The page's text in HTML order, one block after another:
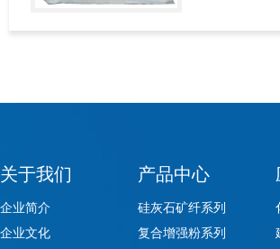
关于我们
企业简介
企业文化
产品中心
硅灰石矿纤系列
复合增强粉系列